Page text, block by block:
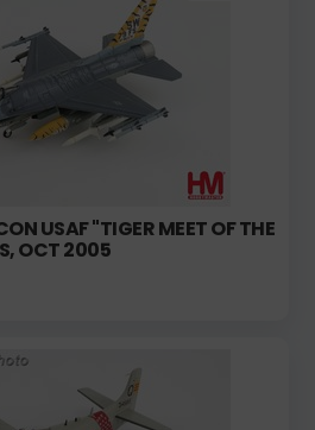
USAF "TIGER MEET OF THE
OCT 2005